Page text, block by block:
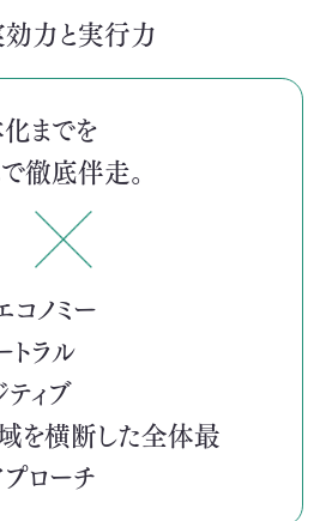
力と実行力
までを
徹底伴走。
ノミー
トラル
ィブ
を横断した全体最
ローチ